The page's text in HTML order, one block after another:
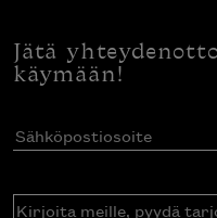
Jätä
käymään!
Sähköpostiosoite
Kirjoita